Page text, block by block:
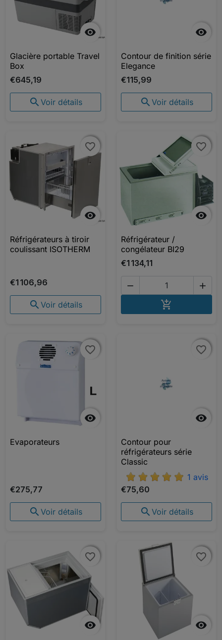

Glacière portable Travel
Box
€645,19
 Voir détails

Contour de finition série
Elegance
€115,99
 Voir détails

favorite_border
favorite_border
Réfrigérateurs à tiroir
coulissant ISOTHERM
€1 106,96
 Voir détails

favorite_border
favorite_border
Réfrigérateur /
congélateur BI29
€1 134,11
 


favorite_border
favorite_border
Evaporateurs
€275,77
 Voir détails

favorite_border
favorite_border
Contour pour
réfrigérateurs série
Classic
1 avis
€75,60
 Voir détails

favorite_border
favorite_border

favorite_border
favorite_border